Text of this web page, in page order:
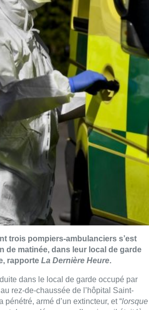
trois pompiers-ambulanciers s’est
de matinée, dans leur local de garde
rapporte La Dernière Heure.
dans le local de garde occupé par
rez-de-chaussée de l’hôpital Saint-
pénétré, armé d’un extincteur, et “lorsque